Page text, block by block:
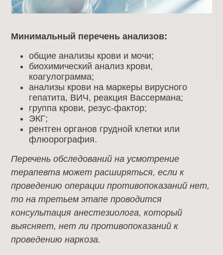
Минимальный перечень анализов:
общие анализы крови и мочи;
биохимический анализ крови,
коагулограмма;
анализы крови на маркеры вирусного
гепатита, ВИЧ, реакция Вассермана;
группа крови, резус-фактор;
ЭКГ;
рентген органов грудной клетки или
флюорография.
Перечень обследований на усмотрение
терапевта может расширяться, если к
проведению операции противопоказаний нет,
то на третьем этапе проводится
консультация анестезиолога, который
выясняет, нет ли противопоказаний к
проведению наркоза.